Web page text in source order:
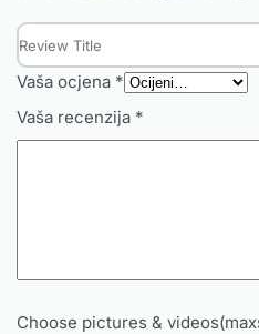
Vaša ocjena *
Vaša recenzija *
Choose pictures &